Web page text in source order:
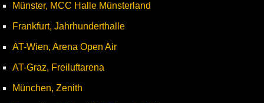
Münster, MCC Halle Münsterland
Frankfurt, Jahrhunderthalle
AT-Wien, Arena Open Air
AT-Graz, Freiluftarena
München, Zenith